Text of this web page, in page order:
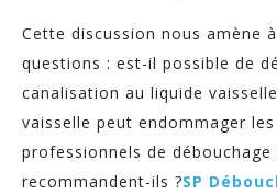
Cette discussion nous amène
questions : est-il possible de
canalisation au liquide
vaisselle peut endommager les
professionnels de
recommandent-ils ?SP